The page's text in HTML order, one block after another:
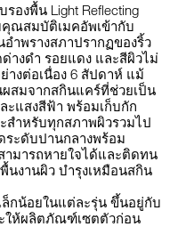
องพื้น Light Reflecting
คุณสมบัติเมคอัพเข้ากับ
ำพรางสภาปรากฏของริ้ว
างดำ รอยแดง และสีผิวไม่
างต่อเนื่อง 6 สัปดาห์ แม้
ผสมจากสกินแคร์ที่ช่วยเป็น
ะแสงสีฟ้า พร้อมเก็บกัก
สำหรับทุกสภาพผิวรวมไป
ะดับปานกลางพร้อม
ามารถหายใจได้และติดทน
นงานผิว บำรุงเหมือนสกิน
ล็กน้อยในแต่ละรุ่น ขึ้นอยู่กับ
ให้ผลิตภัณฑ์เซตตัวก่อน